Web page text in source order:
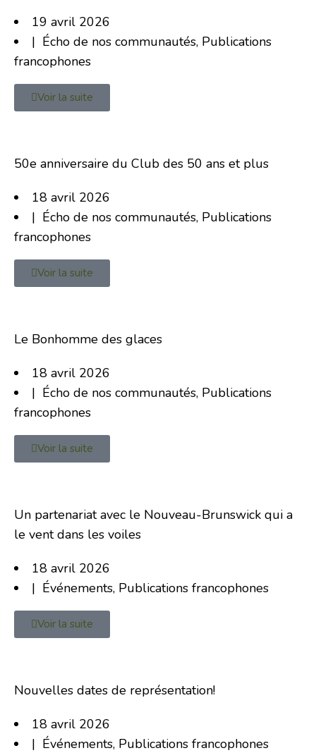
19 avril 2026
| Écho de nos communautés, Publications
francophones
Voir la suite
50e anniversaire du Club des 50 ans et plus
18 avril 2026
| Écho de nos communautés, Publications
francophones
Voir la suite
Le Bonhomme des glaces
18 avril 2026
| Écho de nos communautés, Publications
francophones
Voir la suite
Un partenariat avec le Nouveau-Brunswick qui a
le vent dans les voiles
18 avril 2026
| Événements, Publications francophones
Voir la suite
Nouvelles dates de représentation!
18 avril 2026
| Événements, Publications francophones